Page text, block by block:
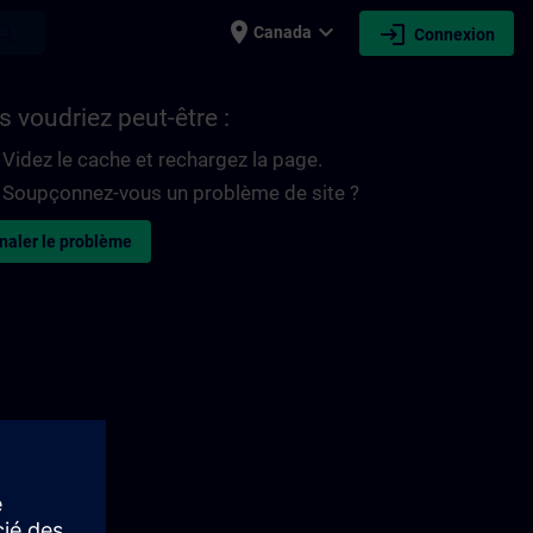
place Canada expand_more login Connexion
voudriez peut-être :
Videz le cache et rechargez la page.
Soupçonnez-vous un problème de site ?
le problème